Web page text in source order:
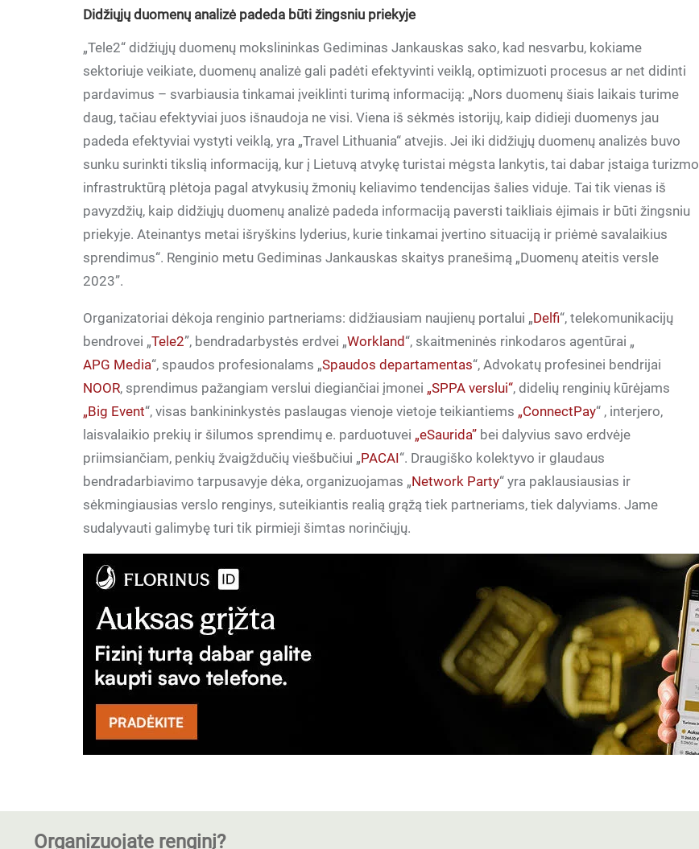
Didžiųjų duomenų analizė padeda būtižingsniu priekyje
„Tele2“ didžiųjų duomenų mokslininkas Gediminas Jankauskas sako, kad nesvarbu, kokiame
sektoriuje veikiate, duomenų analizė gali padėti efektyvinti veiklą, optimizuoti procesus ar net didinti
pardavimus – svarbiausia tinkamai įveiklinti turimą informaciją: „Nors duomenų šiais laikais turime
daug, tačiau efektyviai juos išnaudoja ne visi. Viena iš sėkmės istorijų, kaip didieji duomenys jau
padeda efektyviai vystyti veiklą, yra „Travel Lithuania“ atvejis. Jei iki didžiųjų duomenų analizės buvo
sunku surinkti tikslią informaciją, kur į Lietuvą atvykę turistai mėgsta lankytis, tai dabar įstaiga turizmo
infrastruktūrą plėtoja pagal atvykusių žmonių keliavimo tendencijas šalies viduje. Tai tik vienas iš
pavyzdžių, kaip didžiųjų duomenų analizė padeda informaciją paversti taikliais ėjimais ir būti žingsniu
priekyje. Ateinantys metai išryškins lyderius, kurie tinkamai įvertino situaciją ir priėmė savalaikius
sprendimus“. Renginio metu Gediminas Jankauskas skaitys pranešimą „Duomenų ateitis versle
2023”.
Organizatoriai dėkoja renginio partneriams: didžiausiam naujienų portalui „Delfi“, telekomunikacijų
bendrovei „Tele2”, bendradarbystės erdvei „Workland “, skaitmeninės rinkodaros agentūrai „
APG Media“, spaudos profesionalams „Spaudos departamentas“,Advokatų profesinei bendrijai
NOOR, sprendimus pažangiam verslui diegiančiai įmonei „SPPA verslui“, didelių renginių kūrėjams
„Big Event“, visas bankininkystės paslaugas vienoje vietoje teikiantiems „ConnectPay“ , interjero,
laisvalaikio prekių ir šilumos sprendimų e. parduotuvei „eSaurida” bei dalyvius savo erdvėje
priimsiančiam, penkių žvaigždučių viešbučiui „PACAI“. Draugiško kolektyvo ir glaudaus
bendradarbiavimo tarpusavyje dėka, organizuojamas „Network Party“ yra paklausiausias ir
sėkmingiausias verslo renginys, suteikiantis realią grąžą tiek partneriams, tiek dalyviams. Jame
sudalyvauti galimybę turi tik pirmieji šimtas norinčiųjų.
Organizuojate renginį?